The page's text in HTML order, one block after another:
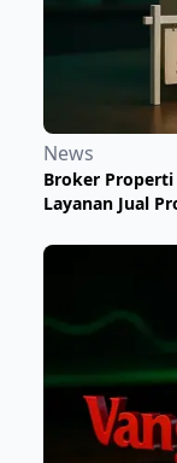
News
Broker Properti
Layanan Jual